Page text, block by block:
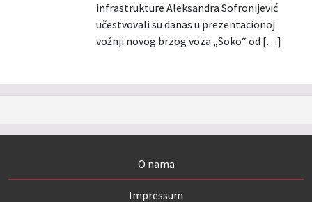
infrastrukture Aleksandra Sofronijević
učestvovali su danas u prezentacionoj
vožnji novog brzog voza „Soko“ od […]
O nama
Impressum